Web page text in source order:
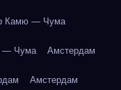
Камю — Чума
— Чума Амстердам
Амстердам